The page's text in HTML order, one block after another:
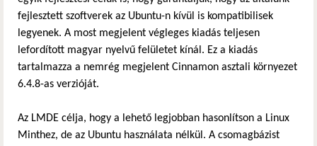
fejlesztett szoftverek az Ubuntu-n kívül is kompatibilisek
legyenek. A most megjelent végleges kiadás teljesen
lefordított magyar nyelvű felületet kínál. Ez a kiadás
tartalmazza a nemrég megjelent Cinnamon asztali környezet
6.4.8-as verzióját.
Az LMDE célja, hogy a lehető legjobban hasonlítson a Linux
Minthez, de az Ubuntu használata nélkül. A csomagbázist